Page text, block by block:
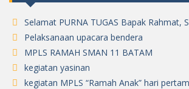
Selamat PURNA TUGAS Bapak Rahmat,
Pelaksanaan upacara bendera
MPLS RAMAH SMAN 11 BATAM
kegiatan yasinan
kegiatan MPLS “Ramah Anak” hari